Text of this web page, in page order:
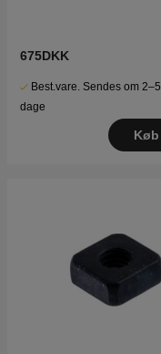
675DKK
Best.vare. Sendes om 2–5
dage
Køb